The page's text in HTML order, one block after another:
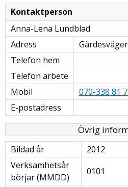
Kontaktperson
Anna-Lena Lundblad
Adress
Telefon hem
Telefon arbete
Mobil
070-338 81
E-postadress
Övrig
Bildad år
2012
Verksamhetsår
börjar (MMDD)
0101